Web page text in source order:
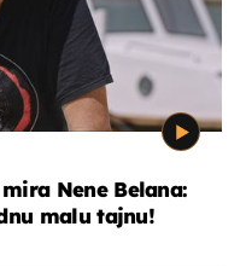
Nene Belana:
malu tajnu!